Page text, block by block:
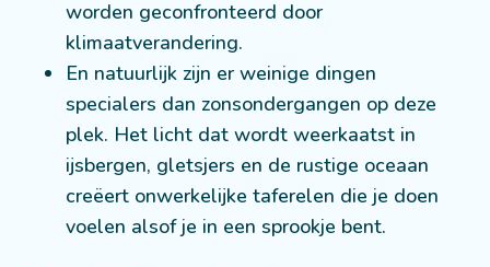
worden geconfronteerd door
klimaatverandering.
En natuurlijk zijn er weinige dingen
specialers dan zonsondergangen op deze
plek. Het licht dat wordt weerkaatst in
ijsbergen, gletsjers en de rustige oceaan
creëert onwerkelijke taferelen die je doen
voelen alsof je in een sprookje bent.